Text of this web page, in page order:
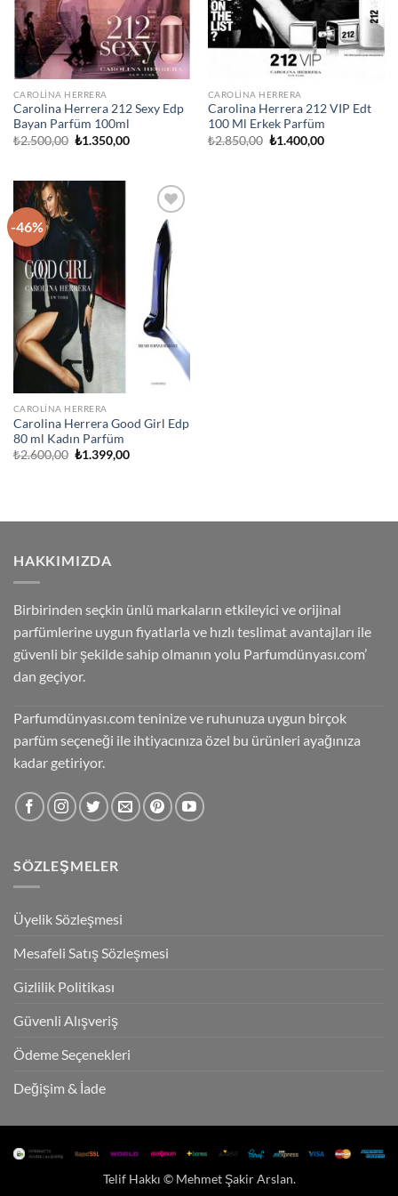
CAROLINA HERRERA
Carolina Herrera 212 Sexy Edp
Bayan Parfüm 100ml
₺2.500,00 Orijinal
₺1.350,00Şu
CAROLINA HERRERA
Carolina Herrera 212 VIP Edt
100 Ml Erkek Parfüm
₺2.850,00 Orijinal
₺1.400,00Şu
-46%
İstek
Listeme
Ekle
CAROLINA HERRERA
Carolina Herrera Good Girl Edp
80 ml Kadın Parfüm
₺2.600,00 Orijinal
₺1.399,00Şu
HAKKIMIZDA
Birbirinden seçkin ünlü markaların etkileyici ve orijinal
parfümlerine uygun fiyatlarla ve hızlı teslimat avantajları ile
güvenli bir şekilde sahip olmanın yolu Parfumdünyası.com’
dan geçiyor.
Parfumdünyası.com teninize ve ruhunuza uygun birçok
parfüm seçeneği ile ihtiyacınıza özel bu ürünleri ayağınıza
kadar getiriyor.
SÖZLEŞMELER
Üyelik Sözleşmesi
Mesafeli Satış Sözleşmesi
Gizlilik Politikası
Güvenli Alışveriş
Ödeme Seçenekleri
Değişim & İade
Telif Hakkı © Mehmet Şakir Arslan.